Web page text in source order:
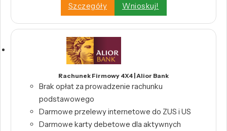
Szczegóły Wnioskuj!
Rachunek Firmowy 4X4 | Alior Bank
Brak opłat za prowadzenie rachunku
podstawowego
Darmowe przelewy internetowe do ZUS i US
Darmowe karty debetowe dla aktywnych